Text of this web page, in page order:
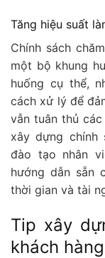
Tăng hiệu suất
Chính sách
một bộ khung
huống cụ thể,
cách xử lý để
vẫn tuân thủ
xây dựng chính
đào tạo nhân
hướng dẫn sẵn
thời gian và tài
Tip xây
khách